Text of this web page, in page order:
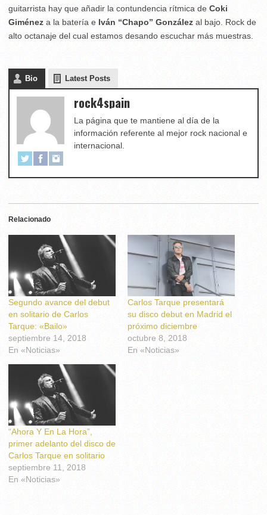
guitarrista hay que añadir la contundencia rítmica de Coki
Giménez a la batería e Iván “Chapo” González al bajo. Rock de
alto octanaje del cual estamos desando escuchar más muestras.
Bio Latest Posts
rock4spain
La página que te mantiene al día de la
información referente al mejor rock nacional e
internacional.
Relacionado
Segundo avance del debut
en solitario de Carlos
Tarque: «Bailo»
septiembre 14, 2018
En «Noticias»
Carlos Tarque presentará
su disco debut en Madrid el
próximo diciembre
octubre 8, 2018
En «Noticias»
“Ahora Y En La Hora”,
primer adelanto del disco de
Carlos Tarque en solitario
septiembre 11, 2018
En «Noticias»